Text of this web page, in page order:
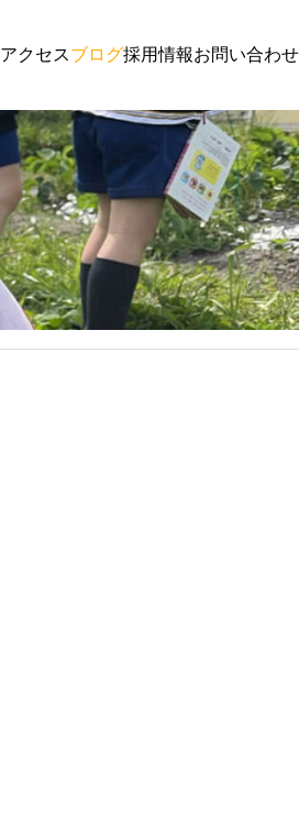
アクセスブログ採用情報お問い合わせ
園からのお